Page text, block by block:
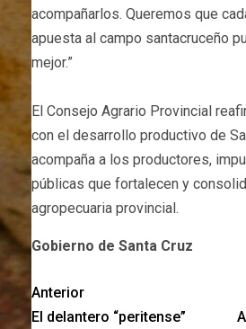
acompañarlos. Queremos que
apuesta al campo santacruceño
mejor.”
El Consejo Agrario Provincial
con el desarrollo productivo de
acompaña a los productores,
públicas que fortalecen y
agropecuaria provincial.
Gobierno de Santa Cruz
Anterior
El delantero “peritense”